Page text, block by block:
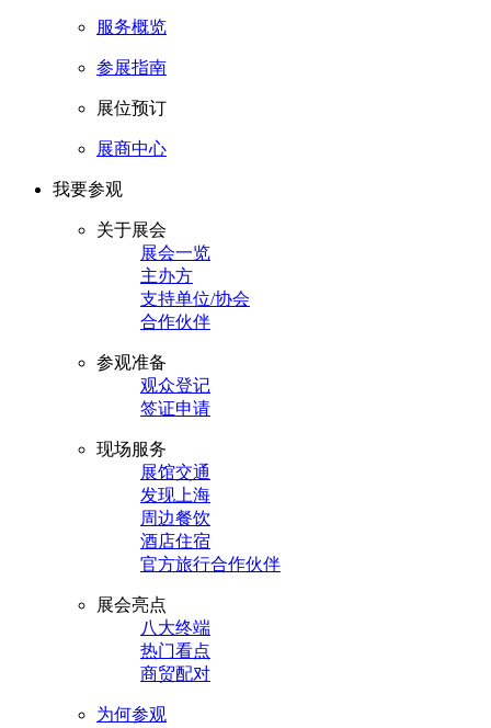
服务概览
参展指南
展位预订
展商中心
我要参观
关于展会
展会一览
主办方
支持单位/协会
合作伙伴
参观准备
观众登记
签证申请
现场服务
展馆交通
发现上海
周边餐饮
酒店住宿
官方旅行合作伙伴
展会亮点
八大终端
热门看点
商贸配对
为何参观